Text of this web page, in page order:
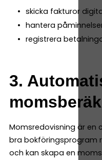
skicka fakturor
hantera
registrera
3.
Momsredovisning är en
bra bokföringsprogram
och kan skapa en